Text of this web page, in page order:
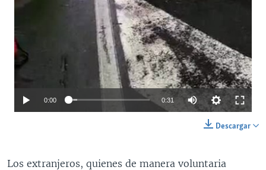
0:00 0:31
Descargar
Los extranjeros, quienes de manera voluntaria